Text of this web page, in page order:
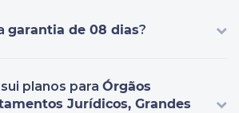
garantia de 08 dias?
planos para Órgãos
Jurídicos, Grandes